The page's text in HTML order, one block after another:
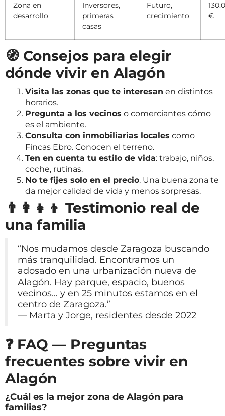
Zona en
desarrollo
Inversores,
primeras
casas
Futuro,
crecimiento
€
🧭 Consejos para elegir
dónde vivir en Alagón
Visita las zonas que te interesan en distintos
horarios.
Pregunta a los vecinos o comerciantes cómo
es el ambiente.
Consulta con inmobiliarias locales como
Fincas Ebro. Conocen el terreno.
Ten en cuenta tu estilo de vida: trabajo, niños,
coche, rutinas.
No te fijes solo en el precio. Una buena zona te
da mejor calidad de vida y menos sorpresas.
👨‍👩‍👧‍👦 Testimonio real de
una familia
“Nos mudamos desde Zaragoza buscando
más tranquilidad. Encontramos un
adosado en una urbanización nueva de
Alagón. Hay parque, espacio, buenos
vecinos… y en 25 minutos estamos en el
centro de Zaragoza.”
— Marta y Jorge, residentes desde 2022
❓ FAQ — Preguntas
frecuentes sobre vivir en
Alagón
¿Cuál es la mejor zona de Alagón para
familias?